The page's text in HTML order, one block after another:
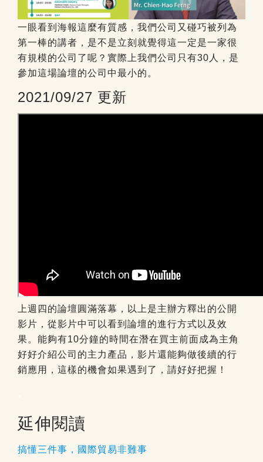
一眼看到海報這麼有質感，我們公司又碰巧被列為
第一棒的講者，是不是立刻就覺得這一定是一家很
有規模的公司了呢？實際上我們公司只有30人，是
參加這場論壇的公司中最小的。
2021/09/27 更新
上週四的論壇圓滿落幕，以上是主辦方釋出的公開
影片，從影片中可以看到論壇的進行方式以及效
果。能夠有10分鐘的時間在潛在買主前面成為主角
好好介紹公司的主力產品，影片還能夠做後續的行
銷應用，這樣的機會如果遇到了，請好好把握！
延伸閱讀
搞懂三件事，國際貿易非難事